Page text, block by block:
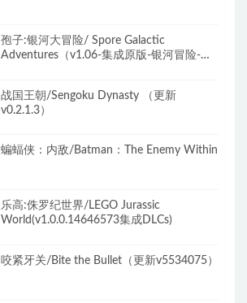
孢子:银河大冒险/ Spore Galactic
Adventures（v1.06-集成原版-银河冒险-美
战国王朝/Sengoku Dynasty （更新
v0.2.1.3）
蝙蝠侠：内敌/Batman：The Enemy Within
乐高:侏罗纪世界/LEGO Jurassic
World(v1.0.0.14646573集成DLCs)
咬紧牙关/Bite the Bullet（更新v5534075）